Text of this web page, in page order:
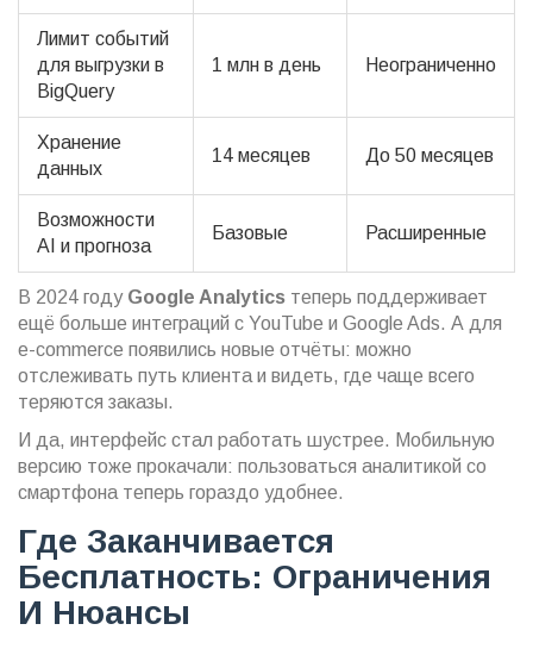
Лимит событий
для выгрузки в
BigQuery
1 млн в день Неограниченно
Хранение
данных
14 месяцев До 50 месяцев
Возможности
AI и прогноза
Базовые Расширенные
В 2024 году Google Analytics теперь поддерживает
ещё больше интеграций с YouTube и Google Ads. А для
e-commerce появились новые отчёты: можно
отслеживать путь клиента и видеть, где чаще всего
теряются заказы.
И да, интерфейс стал работать шустрее. Мобильную
версию тоже прокачали: пользоваться аналитикой со
смартфона теперь гораздо удобнее.
Где Заканчивается
Бесплатность: Ограничения
И Нюансы